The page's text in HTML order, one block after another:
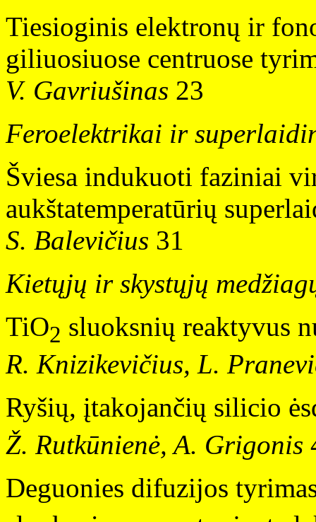
Tiesioginis elektronų ir
giliuosiuose centruose
V. Gavriušinas 23
Feroelektrikai ir
Šviesa indukuoti faziniai
aukštatemperatūrių
S. Balevičius 31
Kietųjų ir skystųjų
TiO2 sluoksnių reaktyvus
R. Knizikevičius, L.
Ryšių, įtakojančių silicio
Ž. Rutkūnienė, A. Grigonis
Deguonies difuzijos